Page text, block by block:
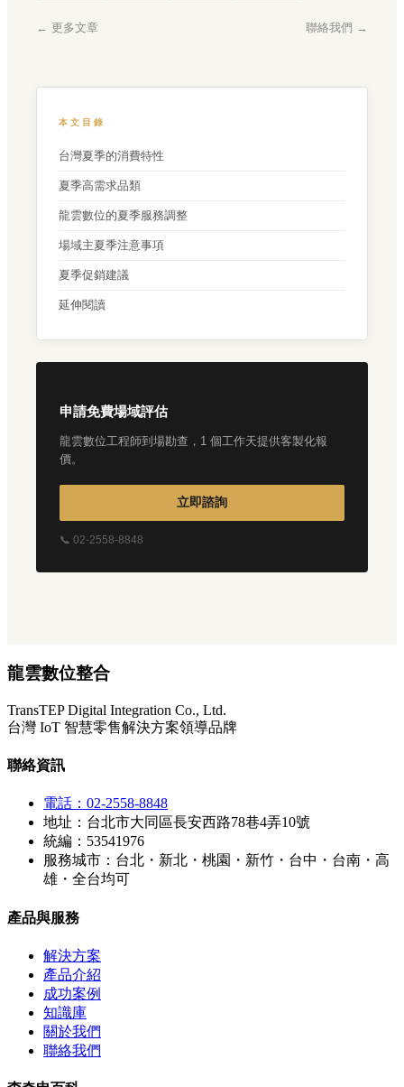
← 更多文章 聯絡我們 →
本文目錄
台灣夏季的消費特性
夏季高需求品類
龍雲數位的夏季服務調整
場域主夏季注意事項
夏季促銷建議
延伸閱讀
申請免費場域評估
龍雲數位工程師到場勘查，1 個工作天提供客製化報
價。
立即諮詢
📞 02-2558-8848
龍雲數位整合
TransTEP Digital Integration Co., Ltd.
台灣 IoT 智慧零售解決方案領導品牌
聯絡資訊
電話：02-2558-8848
地址：台北市大同區長安西路78巷4弄10號
統編：53541976
服務城市：台北・新北・桃園・新竹・台中・台南・高
雄・全台均可
產品與服務
解決方案
產品介紹
成功案例
知識庫
關於我們
聯絡我們